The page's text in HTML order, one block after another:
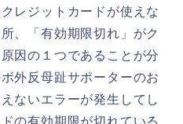
レジットカードが使えな
、「有効期限切れ」がク
因の１つであることが分
外反母趾サポーターのお
ないエラーが発生してし
の有効期限が切れている